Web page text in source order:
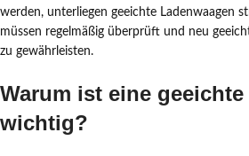
werden, unterliegen geeichte Ladenwaagen
müssen regelmäßig überprüft und neu
zu gewährleisten.
Warum ist eine
wichtig?